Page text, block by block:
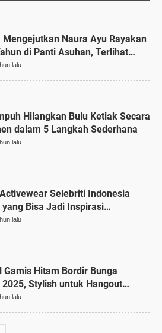
Mengejutkan Naura Ayu Rayakan
di Panti Asuhan, Terlihat
Kaftan Cokelat
lalu
Hilangkan Bulu Ketiak Secara
dalam 5 Langkah Sederhana
lalu
Selebriti Indonesia
Bisa Jadi Inspirasi
lalu
Gamis Hitam Bordir Bunga
Stylish untuk Hangout
Semi-Formal
lalu